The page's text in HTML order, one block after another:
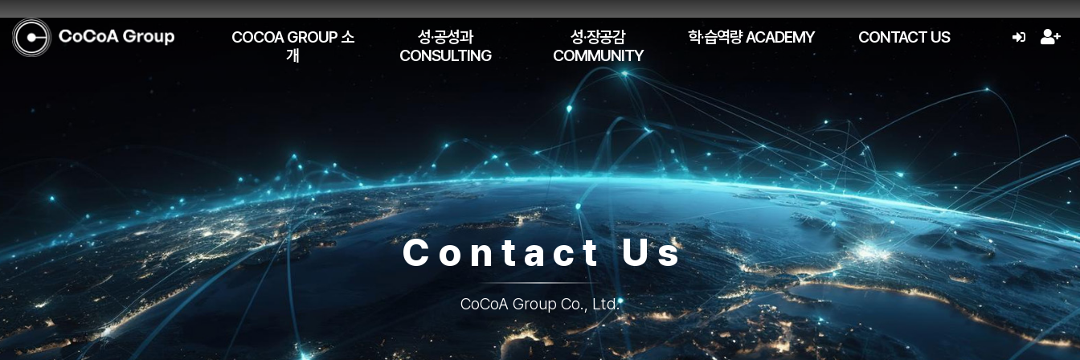
COCOA GROUP 소
개
성·공성과
CONSULTING
성·장공감
COMMUNITY
학·습역량 ACADEMY CONTACT US
Contact Us
CoCoA Group Co., Ltd.